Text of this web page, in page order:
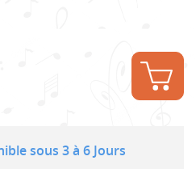
sous 3 à 6 Jours